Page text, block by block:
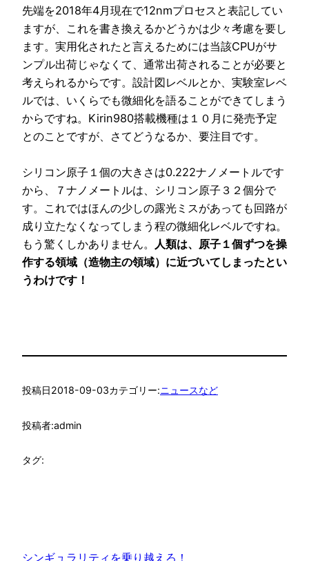
先端を2018年4月現在で12nmプロセスと表記してい
ますが、これを書き換えるかどうかは少々考慮を要し
ます。実用化されたと言えるためには当該CPUがサ
ンプル出荷じゃなくて、通常出荷されることが必要と
考えられるからです。設計図レベルとか、実験室レベ
ルでは、いくらでも微細化を語ることができてしまう
からですね。Kirin980搭載機種は１０月に発売予定
とのことですが、さてどうなるか、要注目です。
シリコン原子１個の大きさは0.222ナノメートルです
から、７ナノメートルは、シリコン原子３２個分で
す。これではほんの少しの露光ミスがあっても回路が
成り立たなくなってしまう程の微細化レベルですね。
もう驚くしかありません。
人類は、原子１個ずつを操
作する領域（造物主の領域）に近づいてしまったとい
うわけです！
投稿日2018-09-03カテゴリー:ニュースなど
投稿者:admin
タグ:
シンギュラリティを乗り越えろ！